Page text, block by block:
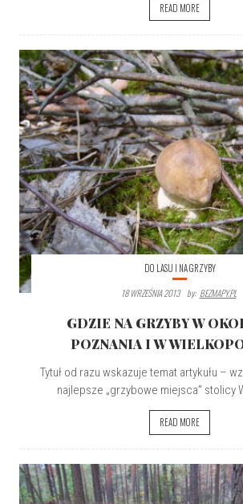
READ MORE
DO LASU I NA GRZYBY
18 WRZEŚNIA 2013
By: BEZMAPY.PL
GDZIE NA GRZYBY W
POZNANIA I W
Tytuł od razu wskazuje temat artykułu –
najlepsze „grzybowe miejsca” stolicy
READ MORE